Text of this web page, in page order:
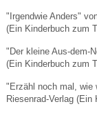
"Irgendwie Anders"
(Ein Kinderbuch zum
"Der kleine Aus-dem-
(Ein Kinderbuch zum
"Erzähl noch mal, wie
Riesenrad-Verlag